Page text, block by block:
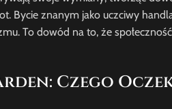
Bycie znanym jako uczciwy
To dowód na to, że
Czego